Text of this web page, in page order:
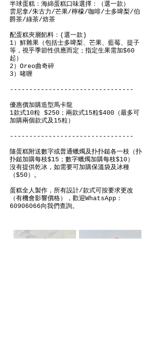
半球蛋糕：海綿蛋糕口味選擇：（選一款）
雲尼拿/朱古力/芒果/檸檬/咖啡/士多啤梨/伯
爵茶/綠茶/焙茶
配蛋糕夾層餡料：(選一款)
1）鮮雜果（包括士多啤梨、芒果、藍莓、提子
等，視乎季節性供應而定；指定生果需加$60
起）
2）Oreo曲奇碎
3）啫喱
--------------------------------
優惠價加購造型馬卡龍
1款式10粒 $250；兩款式15粒$400（最多可
加購兩個款式及15粒）
--------------------------------
隨蛋糕附送數字或普通蠟燭及扑扑鎚各一枝（扑
扑鎚加購每枝$15；數字蠟燭加購每枝$10）
沒有提供乾冰，如需要可加購保溫袋及冰種
（$50）。
蛋糕全人製作，所有設計/款式可按要求更改
（有機會影響價格），歡迎WhatsApp：
60906066向我們查詢。